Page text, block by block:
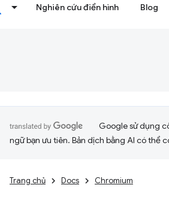
Nghiên cứu điển hình Blog
Google sử dụng
ngữ bạn ưu tiên. Bản dịch bằng AI có thể
Trang chủ Docs Chromium